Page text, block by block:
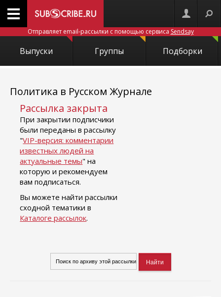
Отправляет email-рассылки с помощью сервиса Sendsay
Выпуски Группы Подборки
Политика в Русском Журнале
Рассылка закрыта
При закрытии подписчики
были переданы в рассылку
"VIP-версия: комментарии
известных людей на
актуальные темы" на
которую и рекомендуем
вам подписаться.
Вы можете найти рассылки
сходной тематики в
Каталоге рассылок.